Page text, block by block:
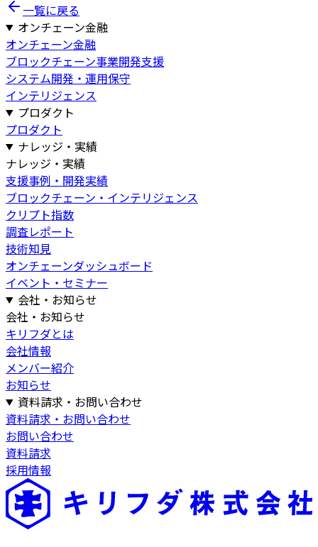
一覧に戻る
オンチェーン金融
オンチェーン金融
ブロックチェーン事業開発支援
システム開発・運用保守
インテリジェンス
プロダクト
プロダクト
ナレッジ・実績
ナレッジ・実績
支援事例・開発実績
ブロックチェーン・インテリジェンス
クリプト指数
調査レポート
技術知見
オンチェーンダッシュボード
イベント・セミナー
会社・お知らせ
会社・お知らせ
キリフダとは
会社情報
メンバー紹介
お知らせ
資料請求・お問い合わせ
資料請求・お問い合わせ
お問い合わせ
資料請求
採用情報